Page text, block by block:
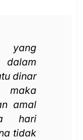
yang
dinar
maka
amal
hari
tidak